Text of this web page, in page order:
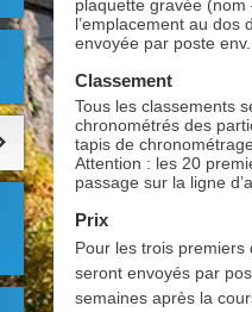
plaquette gravée
l’emplacement au dos
envoyée par poste
Classement
Tous les classements
chronométrés des
tapis de
Attention : les 20
passage sur la ligne
Prix
Pour les trois
seront envoyés par
semaines après la